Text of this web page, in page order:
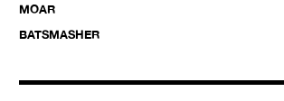
MOAR
BATSMASHER